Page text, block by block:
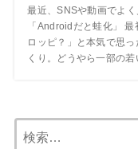
最近、SNSや動画でよ
「Androidだと蛙化」
ロッピ？」と本気で思
くり。どうやら一部の若